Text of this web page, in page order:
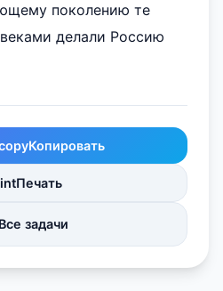
поколению те
делали Россию
Копировать
Печать
Все задачи